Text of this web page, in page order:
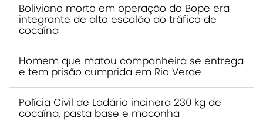
Boliviano morto em operação do Bope era
integrante de alto escalão do tráfico de
cocaína
Homem que matou companheira se entrega
e tem prisão cumprida em Rio Verde
Polícia Civil de Ladário incinera 230 kg de
cocaína, pasta base e maconha